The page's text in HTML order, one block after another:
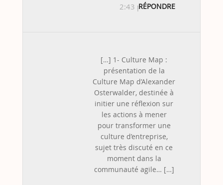
2:43 pmRÉPONDRE
[…] 1- Culture Map :
présentation de la
Culture Map d’Alexander
Osterwalder, destinée à
initier une réflexion sur
les actions à mener
pour transformer une
culture d’entreprise,
sujet très discuté en ce
moment dans la
communauté agile… […]